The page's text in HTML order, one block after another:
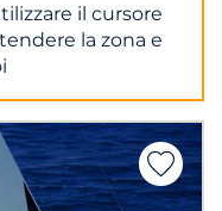
il cursore
la zona e